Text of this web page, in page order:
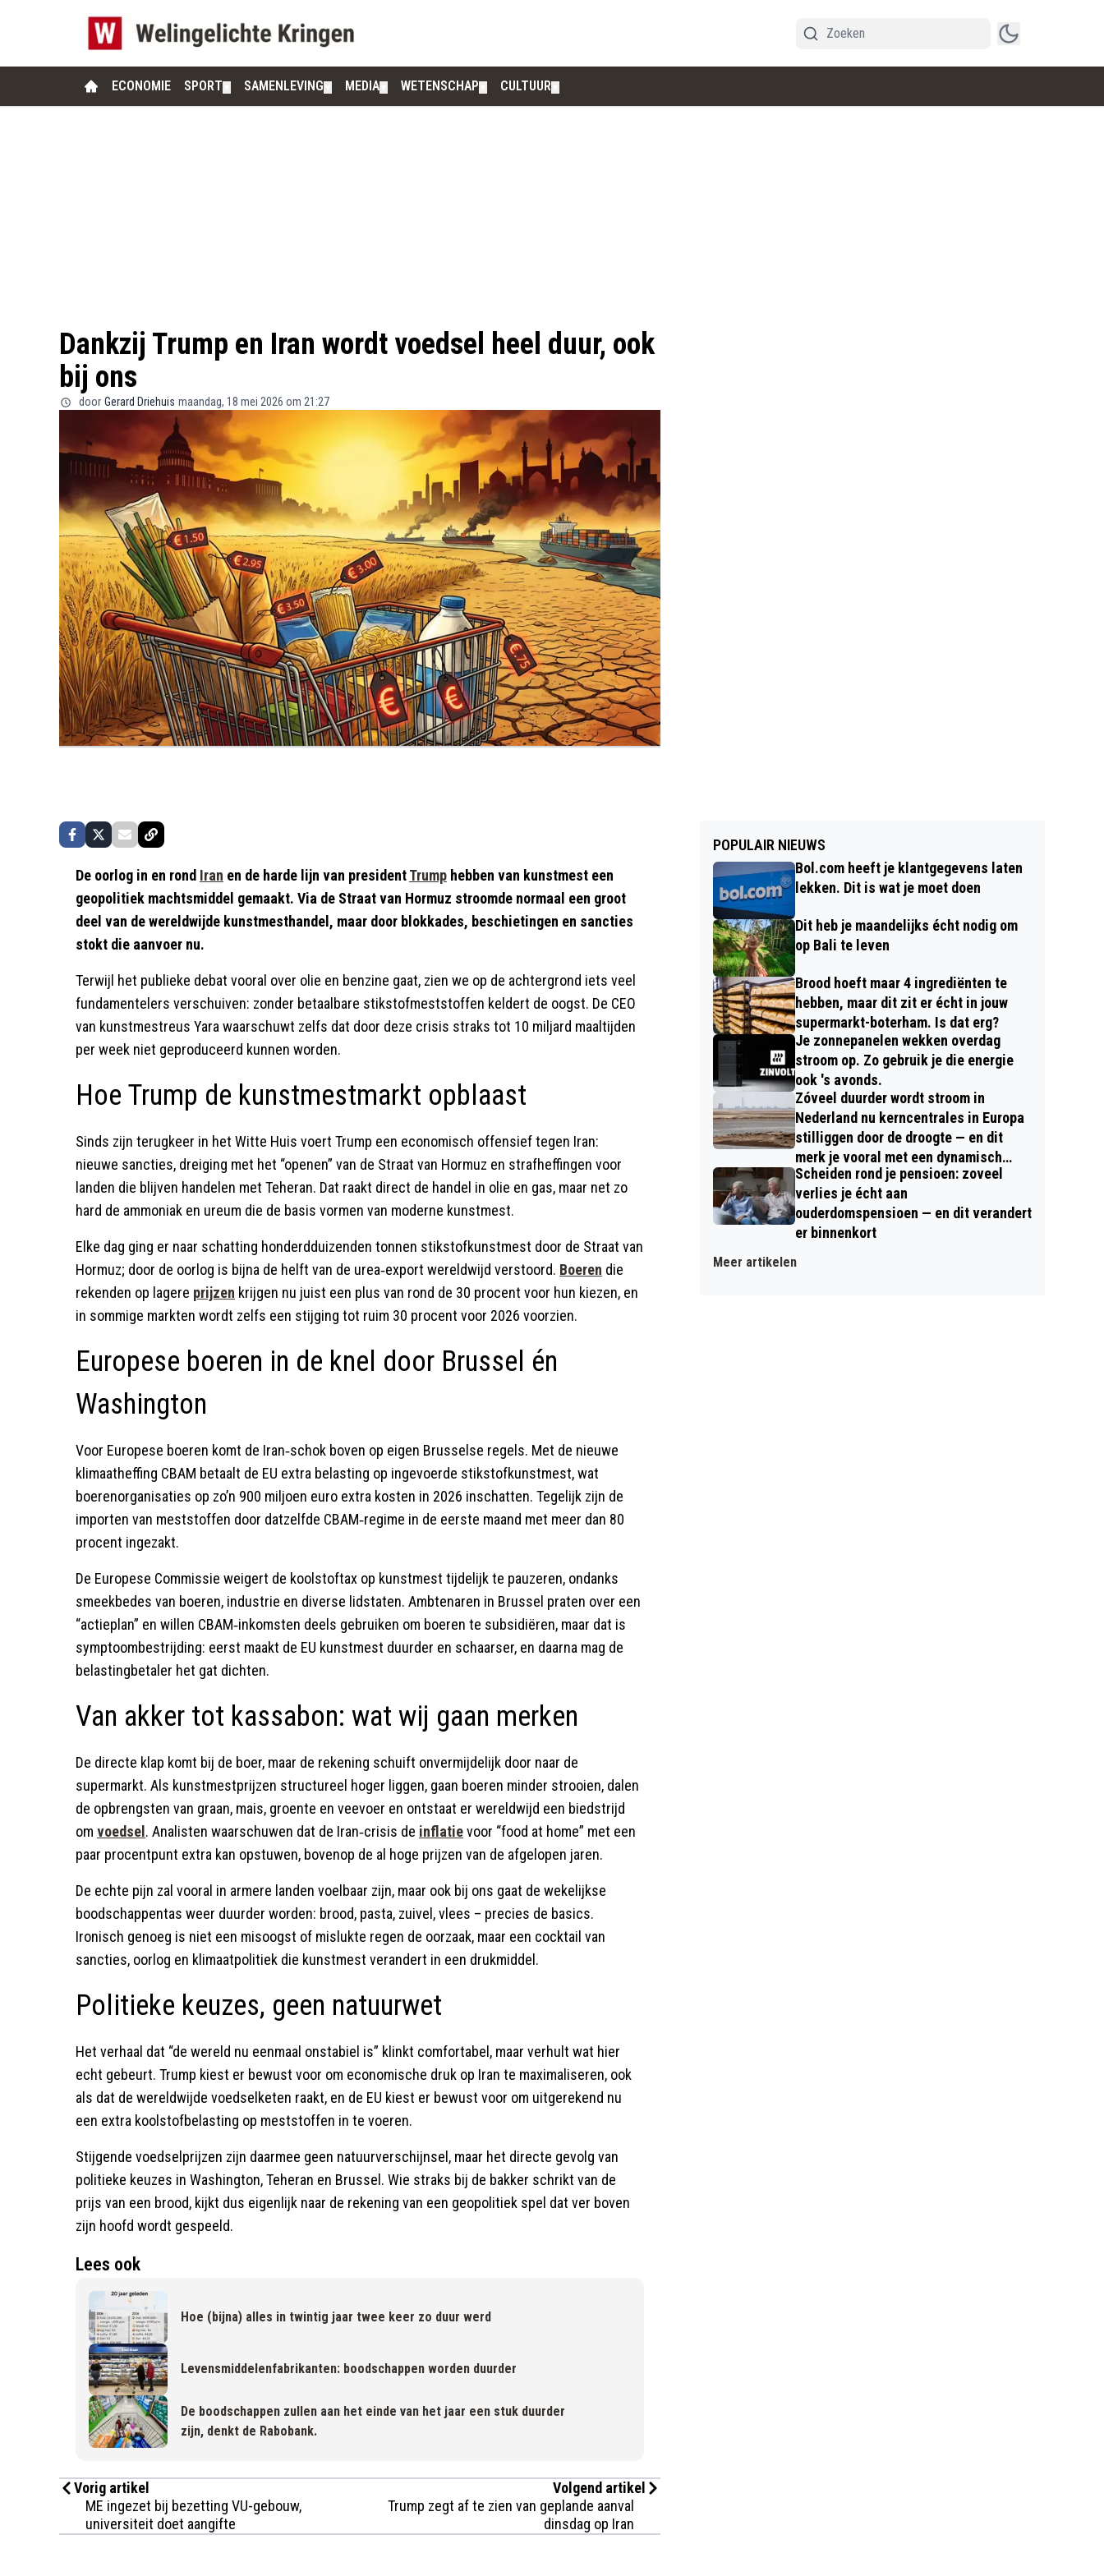
ECONOMIE SPORT SAMENLEVING MEDIA WETENSCHAP CULTUUR
Dankzij Trump en Iran wordt voedsel heel duur, ook
bij ons
door Gerard Driehuis maandag, 18 mei 2026 om 21:27
De oorlog in en rond Iran en de harde lijn van presidentTrump hebben van kunstmest een
geopolitiek machtsmiddel gemaakt. Via de Straat van Hormuz stroomde normaal een groot
deel van de wereldwijde kunstmesthandel, maar door blokkades, beschietingen en sancties
stokt die aanvoer nu.
Terwijl het publieke debat vooral over olie en benzine gaat, zien we op de achtergrond iets veel
fundamentelers verschuiven: zonder betaalbare stikstofmeststoffen keldert de oogst. De CEO
van kunstmestreus Yara waarschuwt zelfs dat door deze crisis straks tot 10 miljard maaltijden
per week niet geproduceerd kunnen worden.
Hoe Trump de kunstmestmarkt opblaast
Sinds zijn terugkeer in het Witte Huis voert Trump een economisch offensief tegen Iran:
nieuwe sancties, dreiging met het “openen” van de Straat van Hormuz en strafheffingen voor
landen die blijven handelen met Teheran. Dat raakt direct de handel in olie en gas, maar net zo
hard de ammoniak en ureum die de basis vormen van moderne kunstmest.
Elke dag ging er naar schatting honderdduizenden tonnen stikstofkunstmest door de Straat van
Hormuz; door de oorlog is bijna de helft van de urea‑export wereldwijd verstoord. Boeren die
rekenden op lagere prijzen krijgen nu juist een plus van rond de 30 procent voor hun kiezen, en
in sommige markten wordt zelfs een stijging tot ruim 30 procent voor 2026 voorzien.
Europese boeren in de knel door Brussel én
Washington
Voor Europese boeren komt de Iran‑schok boven op eigen Brusselse regels. Met de nieuwe
klimaatheffing CBAM betaalt de EU extra belasting op ingevoerde stikstofkunstmest, wat
boerenorganisaties op zo’n 900 miljoen euro extra kosten in 2026 inschatten. Tegelijk zijn de
importen van meststoffen door datzelfde CBAM‑regime in de eerste maand met meer dan 80
procent ingezakt.
De Europese Commissie weigert de koolstoftax op kunstmest tijdelijk te pauzeren, ondanks
smeekbedes van boeren, industrie en diverse lidstaten. Ambtenaren in Brussel praten over een
“actieplan” en willen CBAM‑inkomsten deels gebruiken om boeren te subsidiëren, maar dat is
symptoombestrijding: eerst maakt de EU kunstmest duurder en schaarser, en daarna mag de
belastingbetaler het gat dichten.
Van akker tot kassabon: wat wij gaan merken
De directe klap komt bij de boer, maar de rekening schuift onvermijdelijk door naar de
supermarkt. Als kunstmestprijzen structureel hoger liggen, gaan boeren minder strooien, dalen
de opbrengsten van graan, mais, groente en veevoer en ontstaat er wereldwijd een biedstrijd
om voedsel. Analisten waarschuwen dat de Iran‑crisis de inflatievoor “food at home” met een
paar procentpunt extra kan opstuwen, bovenop de al hoge prijzen van de afgelopen jaren.
De echte pijn zal vooral in armere landen voelbaar zijn, maar ook bij ons gaat de wekelijkse
boodschappentas weer duurder worden: brood, pasta, zuivel, vlees – precies de basics.
Ironisch genoeg is niet een misoogst of mislukte regen de oorzaak, maar een cocktail van
sancties, oorlog en klimaatpolitiek die kunstmest verandert in een drukmiddel.
Politieke keuzes, geen natuurwet
Het verhaal dat “de wereld nu eenmaal onstabiel is” klinkt comfortabel, maar verhult wat hier
echt gebeurt. Trump kiest er bewust voor om economische druk op Iran te maximaliseren, ook
als dat de wereldwijde voedselketen raakt, en de EU kiest er bewust voor om uitgerekend nu
een extra koolstofbelasting op meststoffen in te voeren.
Stijgende voedselprijzen zijn daarmee geen natuurverschijnsel, maar het directe gevolg van
politieke keuzes in Washington, Teheran en Brussel. Wie straks bij de bakker schrikt van de
prijs van een brood, kijkt dus eigenlijk naar de rekening van een geopolitiek spel dat ver boven
zijn hoofd wordt gespeeld.
Lees ook
Hoe (bijna) alles in twintig jaar twee keer zo duur werd
Levensmiddelenfabrikanten: boodschappen worden duurder
De boodschappen zullen aan het einde van het jaar een stuk duurder
zijn, denkt de Rabobank.
Vorig artikel
ME ingezet bij bezetting VU-gebouw,
universiteit doet aangifte
Volgend artikel
Trump zegt af te zien van geplande aanval
dinsdag op Iran
POPULAIR NIEUWS
Bol.com heeft je klantgegevens laten
lekken. Dit is wat je moet doen
Dit heb je maandelijks écht nodig om
op Bali te leven
Brood hoeft maar 4 ingrediënten te
hebben, maar dit zit er écht in jouw
supermarkt-boterham. Is dat erg?
Je zonnepanelen wekken overdag
stroom op. Zo gebruik je die energie
ook 's avonds.
Zóveel duurder wordt stroom in
Nederland nu kerncentrales in Europa
stilliggen door de droogte — en dit
merk je vooral met een dynamisch
contract
Scheiden rond je pensioen: zoveel
verlies je écht aan
ouderdomspensioen — en dit verandert
er binnenkort
Meer artikelen